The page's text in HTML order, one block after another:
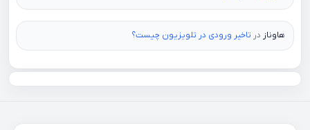
هاوناز در تاخیر ورودی در تلویزیون چیست؟